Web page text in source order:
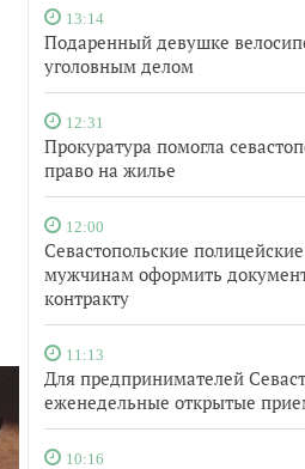
13:14
Подаренный девушке
уголовным делом
12:31
Прокуратура помогла
право на жилье
12:00
Севастопольские
мужчинам оформить
контракту
11:13
Для предпринимателей
еженедельные открытые
10:16